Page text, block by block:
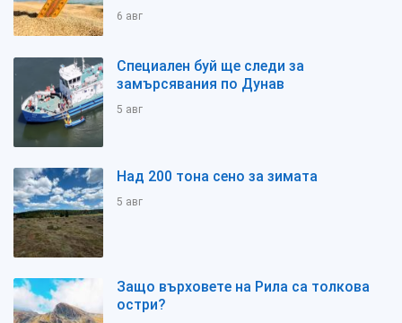
6 авг
Специален буй ще следи за
замърсявания по Дунав
5 авг
Над 200 тона сено за зимата
5 авг
Защо върховете на Рила са толкова
остри?